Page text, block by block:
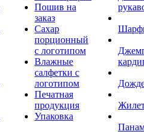
Пошив на
заказ
Сахар
порционный
с логотипом
Влажные
салфетки с
логотипом
Печатная
продукция
Упаковка